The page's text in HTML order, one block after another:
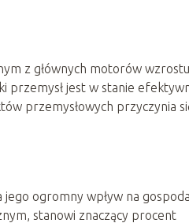
z głównych motorów wzrostu.
przemysł jest w stanie
przemysłowych przyczynia
jego ogromny wpływ na
stanowi znaczący procent